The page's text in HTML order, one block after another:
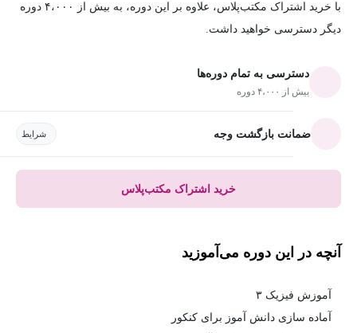
با خرید اشتراک مکتب‌پلاس، علاوه بر این دوره، به بیش از ۴،۰۰۰ دوره
دیگر دسترسی خواهید داشت.
دسترسی به تمام دوره‌ها
بیش از ۴،۰۰۰ دوره
ضمانت بازگشت وجه شرایط
خرید اشتراک مکتب‌پلاس
آنچه در این دوره می‌آموزید
آموزش فیزیک ٣
آماده سازی دانش آموز برای کنکور